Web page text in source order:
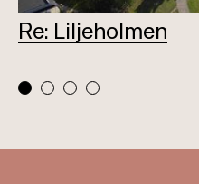
Re: Liljeholmen